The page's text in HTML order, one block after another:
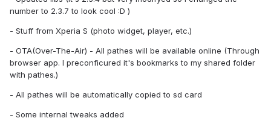
number to 2.3.7 to look cool :D )
- Stuff from Xperia S (photo widget, player, etc.)
- OTA(Over-The-Air) - All pathes will be available online (Through
browser app. I preconficured it's bookmarks to my shared folder
with pathes.)
- All pathes will be automatically copied to sd card
- Some internal tweaks added